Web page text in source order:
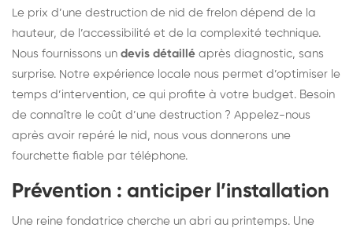
Le prix d’une destruction de nid de frelon dépend de la
hauteur, de l’accessibilité et de la complexité technique.
Nous fournissons un devis détaillé après diagnostic, sans
surprise. Notre expérience locale nous permet d’optimiser le
temps d’intervention, ce qui profite à votre budget. Besoin
de connaître le coût d’une destruction ? Appelez-nous
après avoir repéré le nid, nous vous donnerons une
fourchette fiable par téléphone.
Prévention : anticiper l’installation
Une reine fondatrice cherche un abri au printemps. Une